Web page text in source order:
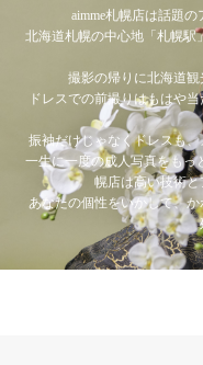
aimme札幌店は話題
北海道札幌の中心地「札幌駅
撮影の帰りに北海道
ドレスでの前撮りはもはや
振袖だけじゃなくドレスも、
一生に一度の成人写真をもっ
幌店は高い技術
あなたの個性をいかして、